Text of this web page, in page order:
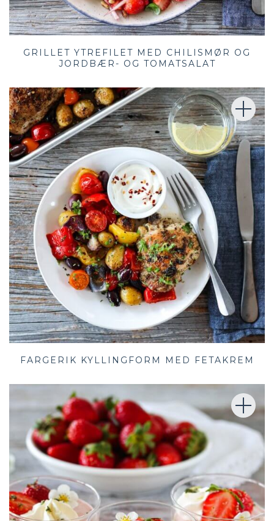
GRILLET YTREFILET MED CHILISMØR OG
JORDBÆR- OG TOMATSALAT
FARGERIK KYLLINGFORM MED FETAKREM